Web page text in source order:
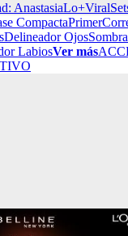
AnastasiaLo+Viral
CompactaPrimer
Delineador Ojos
LabiosVer más